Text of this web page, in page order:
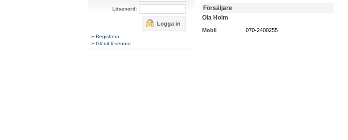
Lösenord:
Logga in
» Registrera
» Glömt lösenord
Försäljare
Ola Holm
Mobil 070-2400255